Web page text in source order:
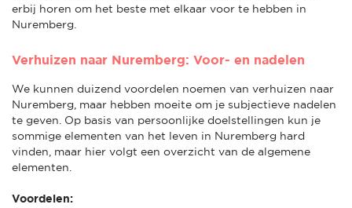
erbij horen om het beste met elkaar voor te hebben in
Nuremberg.
Verhuizen naar Nuremberg: Voor- en nadelen
We kunnen duizend voordelen noemen van verhuizen naar
Nuremberg, maar hebben moeite om je subjectieve nadelen
te geven. Op basis van persoonlijke doelstellingen kun je
sommige elementen van het leven in Nuremberg hard
vinden, maar hier volgt een overzicht van de algemene
elementen.
Voordelen: